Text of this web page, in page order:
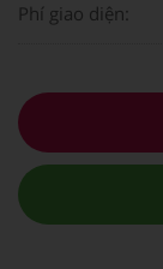
Phí giao diện: